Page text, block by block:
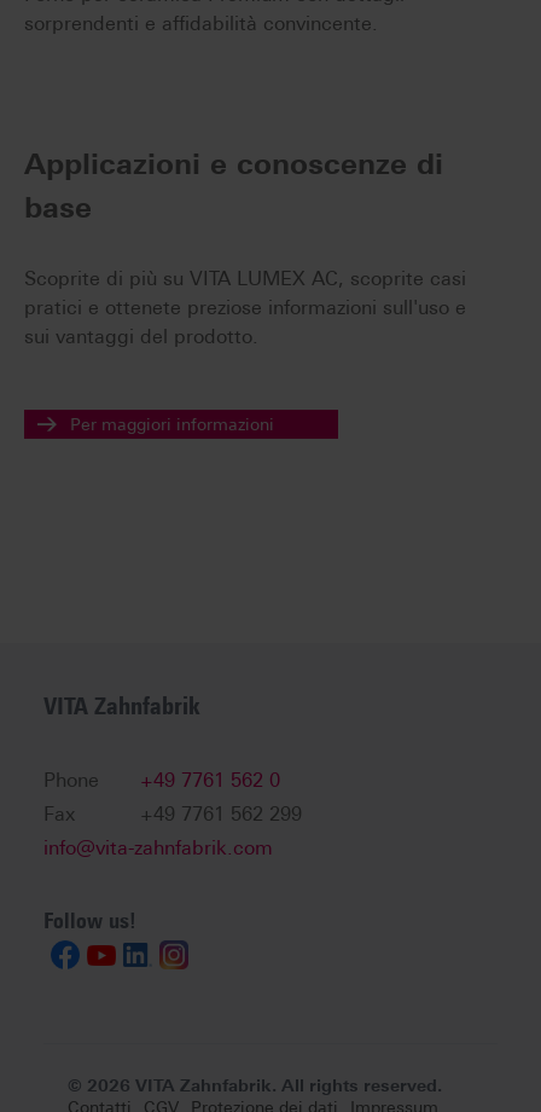
sorprendenti e affidabilità convincente.
Applicazioni e conoscenze di
base
Scoprite di più su VITA LUMEX AC, scoprite casi
pratici e ottenete preziose informazioni sull'uso e
sui vantaggi del prodotto.
Per maggiori informazioni
VITA Zahnfabrik
Phone
+49 7761 562 0
Fax
+49 7761 562 299
info@vita-zahnfabrik.com
Follow us!
© 2026 VITA Zahnfabrik. All rights reserved.
Contatti CGV Protezione dei dati Impressum